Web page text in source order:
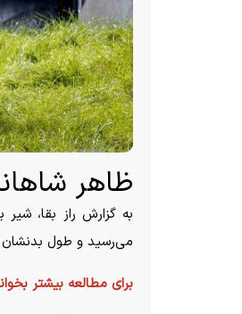
ظاهر
می‌رسید و طول بدنشان نزدیک به ۳ متر بود. رنگ یال‌ها از طلایی تا سیاه متغیر
برای مطالعه بیشتر